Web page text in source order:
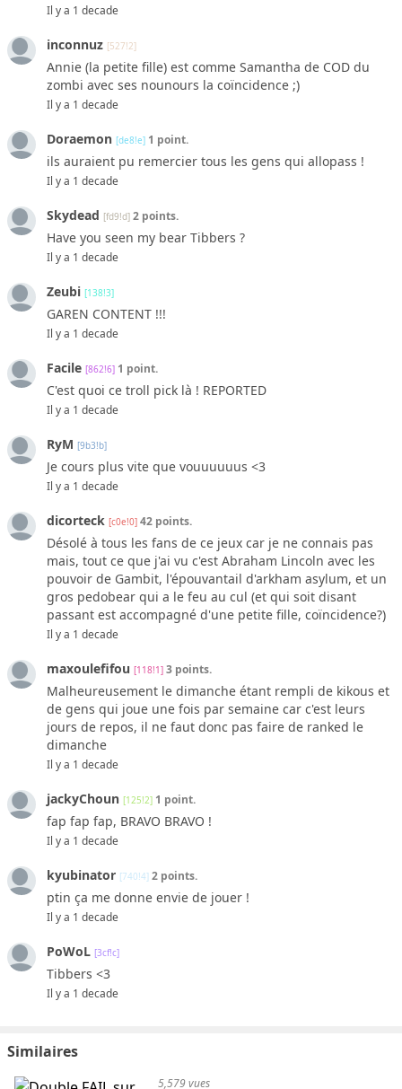
Il y a 1 decade
inconnuz [527!2]
Annie (la petite fille) est comme Samantha de COD du
zombi avec ses nounours la coïncidence ;)
Il y a 1 decade
Doraemon [de8!e] 1 point.
ils auraient pu remercier tous les gens qui allopass !
Il y a 1 decade
Skydead [fd9!d] 2 points.
Have you seen my bear Tibbers ?
Il y a 1 decade
Zeubi [138!3]
GAREN CONTENT !!!
Il y a 1 decade
Facile [862!6] 1 point.
C'est quoi ce troll pick là ! REPORTED
Il y a 1 decade
RyM [9b3!b]
Je cours plus vite que vouuuuuus <3
Il y a 1 decade
dicorteck [c0e!0] 42 points.
Désolé à tous les fans de ce jeux car je ne connais pas
mais, tout ce que j'ai vu c'est Abraham Lincoln avec les
pouvoir de Gambit, l'épouvantail d'arkham asylum, et un
gros pedobear qui a le feu au cul (et qui soit disant
passant est accompagné d'une petite fille, coïncidence?)
Il y a 1 decade
maxoulefifou [118!1] 3 points.
Malheureusement le dimanche étant rempli de kikous et
de gens qui joue une fois par semaine car c'est leurs
jours de repos, il ne faut donc pas faire de ranked le
dimanche
Il y a 1 decade
jackyChoun [125!2] 1 point.
fap fap fap, BRAVO BRAVO !
Il y a 1 decade
kyubinator [740!4] 2 points.
ptin ça me donne envie de jouer !
Il y a 1 decade
PoWoL [3cf!c]
Tibbers <3
Il y a 1 decade
Similaires
5,579 vues